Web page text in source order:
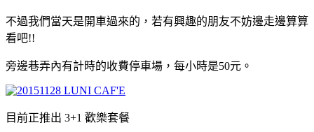
不過我們當天是開車過來的 ， 若有興趣的朋友不妨邊走邊算算
看吧!!
旁邊巷弄內有計時的收費停車場 ， 每小時是50元 。
目前正推出 3+1 歡樂套餐